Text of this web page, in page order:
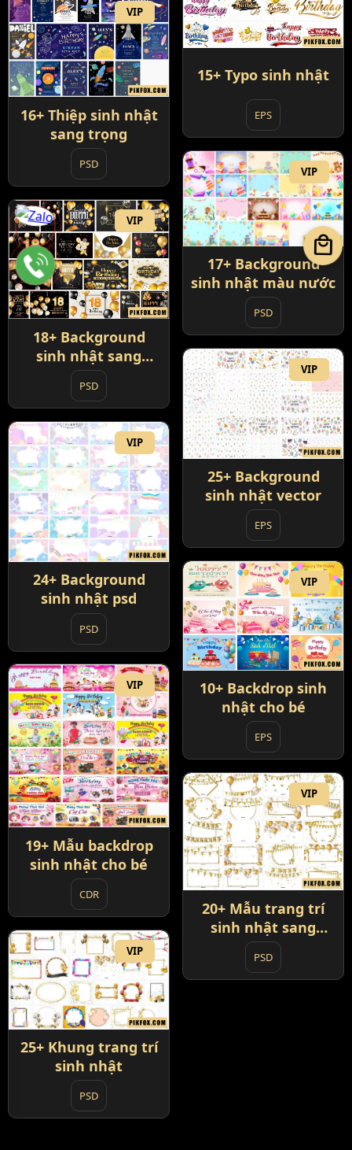
15+ Typo sinh nhật
EPS
VIP
16+ Thiệp sinh nhật
sang trọng
PSD
VIP
17+ Background
sinh nhật màu nước
PSD
VIP
18+ Background
sinh nhật sang
trọng
PSD
VIP
25+ Background
sinh nhật vector
EPS
VIP
24+ Background
sinh nhật psd
PSD
VIP
10+ Backdrop sinh
nhật cho bé
EPS
VIP
19+ Mẫu backdrop
sinh nhật cho bé
CDR
VIP
20+ Mẫu trang trí
sinh nhật sang
trọng
PSD
VIP
25+ Khung trang trí
sinh nhật
PSD
local_mall